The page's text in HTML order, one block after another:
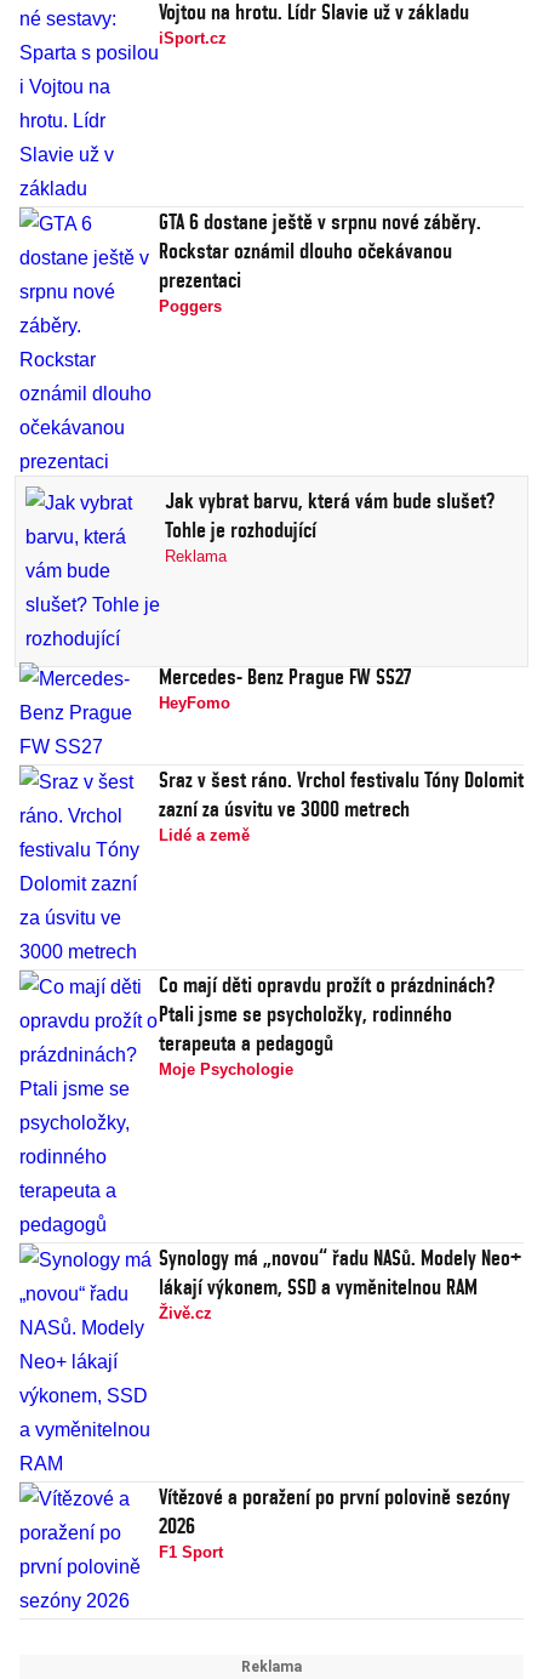
Vojtou na hrotu. Lídr Slavie už v základu
iSport.cz
GTA 6 dostane ještě v srpnu nové záběry.
Rockstar oznámil dlouho očekávanou
prezentaci
Poggers
Jak vybrat barvu, která vám bude slušet?
Tohle je rozhodující
Reklama
Mercedes- Benz Prague FW SS27
HeyFomo
Sraz v šest ráno. Vrchol festivalu Tóny Dolomit
zazní za úsvitu ve 3000 metrech
Lidé a země
Co mají děti opravdu prožít o prázdninách?
Ptali jsme se psycholožky, rodinného
terapeuta a pedagogů
Moje Psychologie
Synology má „novou“ řadu NASů. Modely Neo+
lákají výkonem, SSD a vyměnitelnou RAM
Živě.cz
Vítězové a poražení po první polovině sezóny
2026
F1 Sport